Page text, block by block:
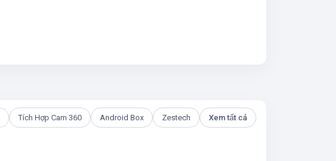
Tích Hợp Cam 360 Android Box Zestech Xem tất cả